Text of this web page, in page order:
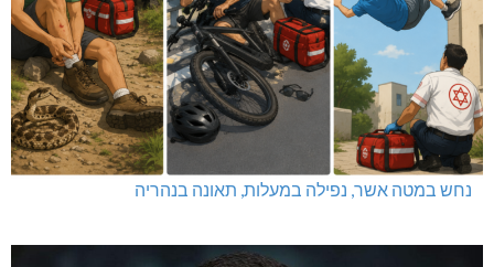
נחש במטה אשר, נפילה במעלות, תאונה בנהריה